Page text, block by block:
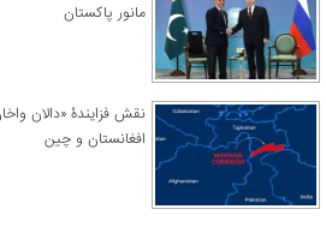
مانور پاکستان
نقش فزایندۀ «دالان
افغانستان و چین